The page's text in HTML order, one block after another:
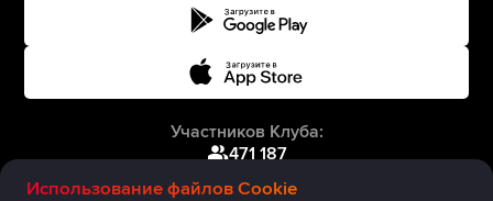
Использование файлов Cookie
Участников Клуба:
471 187